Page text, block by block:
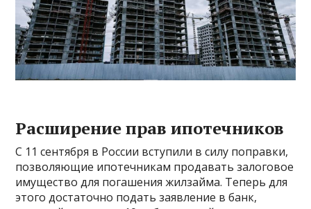
Расширение прав ипотечников
С 11 сентября в России вступили в силу поправки,
позволяющие ипотечникам продавать залоговое
имущество для погашения жилзайма. Теперь для
этого достаточно подать заявление в банк,